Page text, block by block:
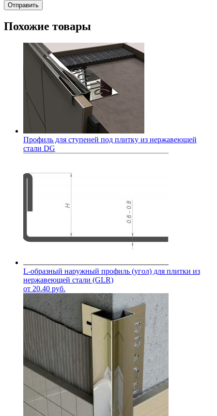
Похожие товары
Профиль для ступеней под плитку из нержавеющей
стали DG
L-образный наружный профиль (угол) для плитки из
нержавеющей стали (GLR)
от 20.40 руб.